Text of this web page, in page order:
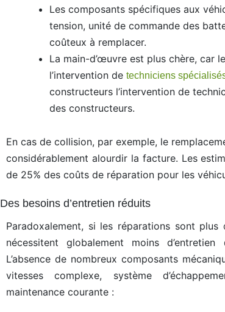
Les composants spécifiques aux
tension, unité de commande des
coûteux à remplacer.
La main-d’œuvre est plus chère, car
l’intervention detechniciens
constructeurs l’intervention de
des constructeurs.
En cas de collision, par exemple, le
considérablement alourdir la facture. Les
de 25% des coûts de réparation pour les
Des besoins d’entretien réduits
Paradoxalement, si les réparations sont plus
nécessitent globalement moins
L’absence de nombreux composants
vitesses complexe, système
maintenance courante :